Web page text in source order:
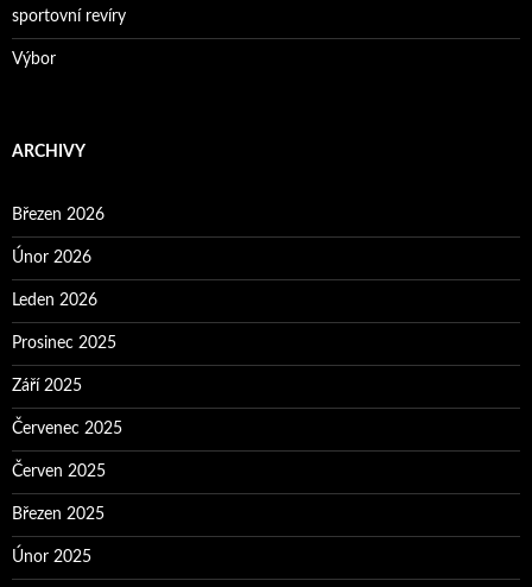
sportovní revíry
Výbor
ARCHIVY
Březen 2026
Únor 2026
Leden 2026
Prosinec 2025
Září 2025
Červenec 2025
Červen 2025
Březen 2025
Únor 2025